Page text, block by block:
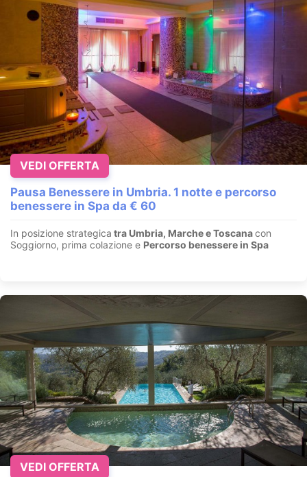
Pausa Benessere in Umbria. 1 notte e percorso
benessere in Spa da € 60
In posizione strategica tra Umbria, Marche e Toscanacon
Soggiorno, prima colazione e Percorso benessere in Spa
VEDI OFFERTA
VEDI OFFERTA